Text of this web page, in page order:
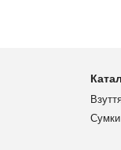
Сумки